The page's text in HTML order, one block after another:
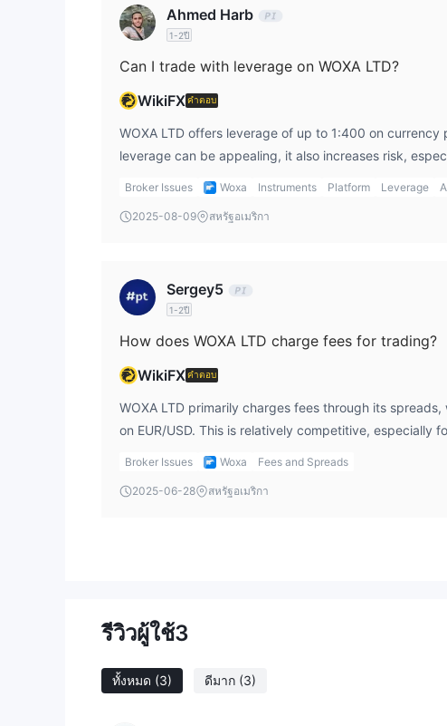
การซื้อขายทางสังคม
WOXA ให้บริการการซื้อขายทางสังคม บนแพลตฟอร์มของ
ผู้ซื้อขายที่เป็นที่นิยมบางราย
Ahmed Harb
1-2ปี
Can I trade with leverage on WOXA LTD?
WikiFXคำตอบ
WOXA LTD offers leverage of up to 1:400 on currency
leverage can be appealing, it also increases risk,
markets. As a trader, I would always use high leverage
before engaging with such high leverage.
Broker Issues Woxa Instruments Platform Leverage
2025-08-09 สหรัฐอเมริกา
Sergey5
1-2ปี
How does WOXA LTD charge fees for trading?
WikiFXคำตอบ
WOXA LTD primarily charges fees through its
on EUR/USD. This is relatively competitive, especially
However, the broker does not provide clear information
perspective, it's important to always ask for detailed
Broker Issues Woxa Fees and Spreads
2025-06-28 สหรัฐอเมริกา
รีวิวผู้ใช้3
ทั้งหมด (3) ดีมาก (3)